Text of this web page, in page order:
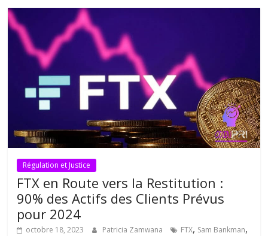
Régulation et Justice
FTX en Route vers la Restitution :
90% des Actifs des Clients Prévus
pour 2024
octobre 18, 2023 Patricia Zamwana FTX, Sam Bankman,